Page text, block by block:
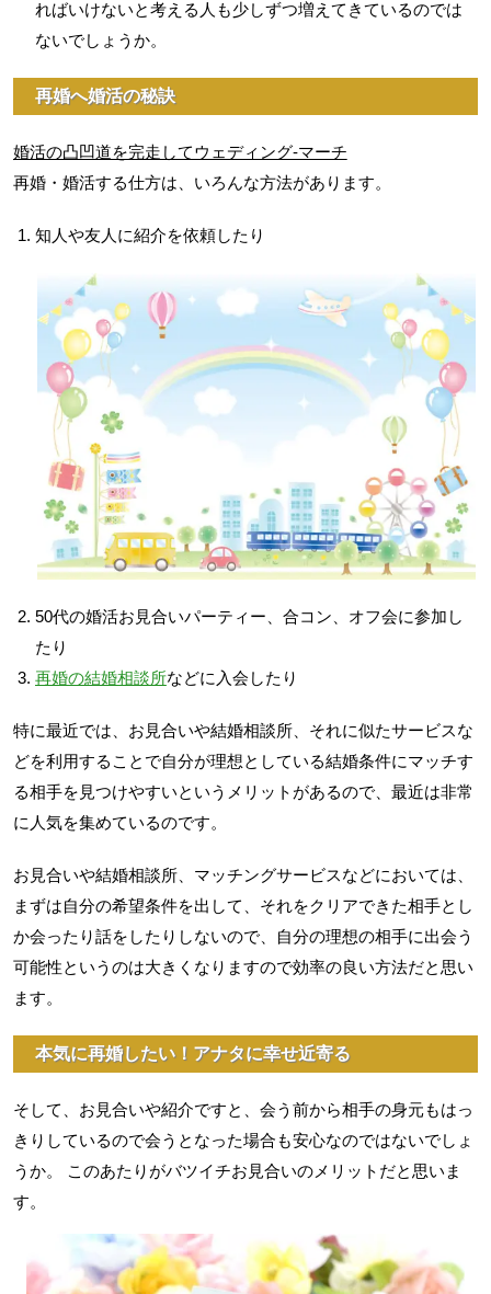
ればいけないと考える人も少しずつ増えてきているのでは
ないでしょうか。
再婚へ婚活の秘訣
婚活の凸凹道を完走してウェディング-マーチ
再婚・婚活する仕方は、いろんな方法があります。
知人や友人に紹介を依頼したり
50代の婚活お見合いパーティー、合コン、オフ会に参加し
たり
再婚の結婚相談所などに入会したり
特に最近では、お見合いや結婚相談所、それに似たサービスな
どを利用することで自分が理想としている結婚条件にマッチす
る相手を見つけやすいというメリットがあるので、最近は非常
に人気を集めているのです。
お見合いや結婚相談所、マッチングサービスなどにおいては、
まずは自分の希望条件を出して、それをクリアできた相手とし
か会ったり話をしたりしないので、自分の理想の相手に出会う
可能性というのは大きくなりますので効率の良い方法だと思い
ます。
本気に再婚したい！アナタに幸せ近寄る
そして、お見合いや紹介ですと、会う前から相手の身元もはっ
きりしているので会うとなった場合も安心なのではないでしょ
うか。 このあたりがバツイチお見合いのメリットだと思いま
す。